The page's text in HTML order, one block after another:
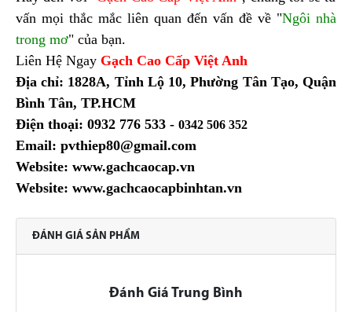
vấn mọi thắc mắc liên quan đến vấn đề về "Ngôi nhà
trong mơ" của bạn.
Liên Hệ Ngay Gạch Cao Cấp Việt Anh
Địa chỉ: 1828A, Tỉnh Lộ 10, Phường Tân Tạo, Quận
Bình Tân, TP.HCM
Điện thoại: 0932 776 533 - 0342 506 352
Email: pvthiep80@gmail.com
Website: www.gachcaocap.vn
Website: www.gachcaocapbinhtan.vn
ĐÁNH GIÁ SẢN PHẨM
Đánh Giá Trung Bình